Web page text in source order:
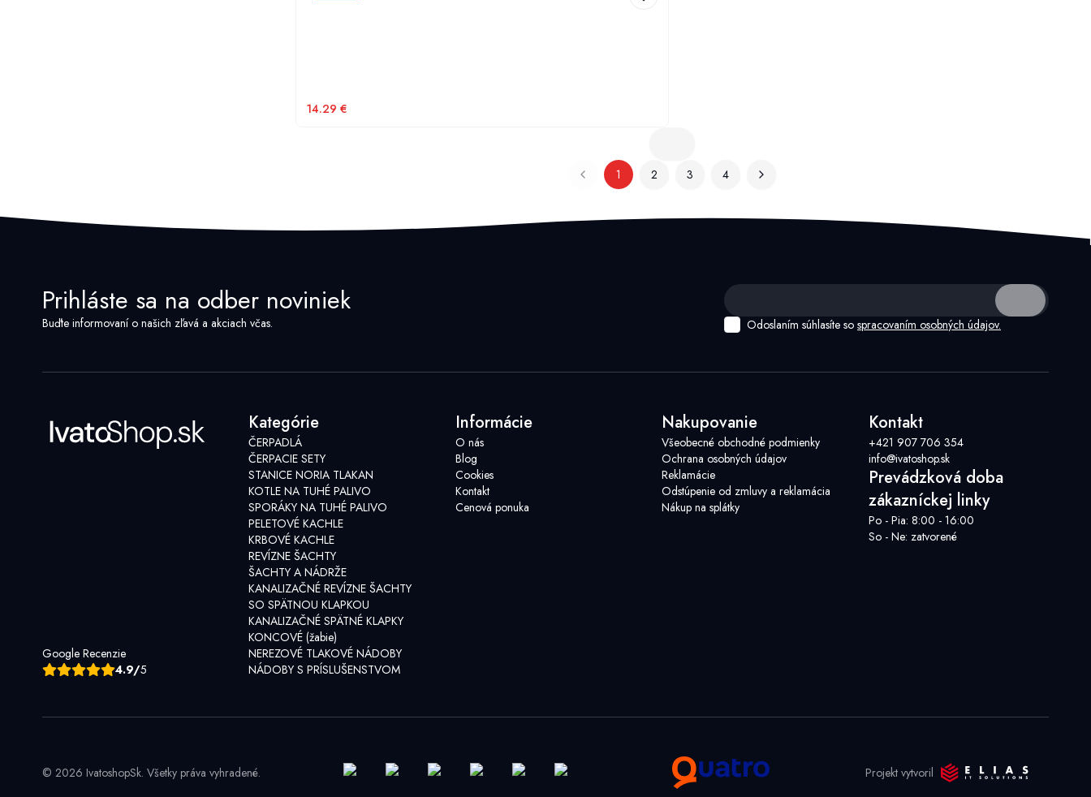
14.29 €
1 2 3 4
Prihláste sa na odber noviniek
Buďte informovaní o našich zľavá a akciach včas. Odoslaním súhlasíte so spracovaním osobných údajov.
Google Recenzie
4.9/5
Kategórie
ČERPADLÁ
ČERPACIE SETY
STANICE NORIA TLAKAN
KOTLE NA TUHÉ PALIVO
SPORÁKY NA TUHÉ PALIVO
PELETOVÉ KACHLE
KRBOVÉ KACHLE
REVÍZNE ŠACHTY
ŠACHTY A NÁDRŽE
KANALIZAČNÉ REVÍZNE ŠACHTY
SO SPÄTNOU KLAPKOU
KANALIZAČNÉ SPÄTNÉ KLAPKY
KONCOVÉ (žabie)
NEREZOVÉ TLAKOVÉ NÁDOBY
NÁDOBY S PRÍSLUŠENSTVOM
Informácie
O nás
Blog
Cookies
Kontakt
Cenová ponuka
Nakupovanie
Všeobecné obchodné podmienky
Ochrana osobných údajov
Reklamácie
Odstúpenie od zmluvy a reklamácia
Nákup na splátky
Kontakt
+421 907 706 354
info@ivatoshop.sk
Prevádzková doba
zákazníckej linky
Po - Pia: 8:00 - 16:00
So - Ne: zatvorené
© 2026 IvatoshopSk. Všetky práva vyhradené. Projekt vytvoril